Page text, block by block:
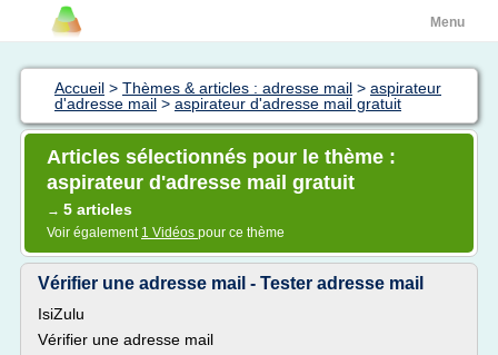
Menu
Accueil > Thèmes & articles : adresse mail > aspirateur
d'adresse mail > aspirateur d'adresse mail gratuit
Articles sélectionnés pour le thème :
aspirateur d'adresse mail gratuit
→ 5 articles
Voir également 1 Vidéos pour ce thème
Vérifier une adresse mail - Tester adresse mail
IsiZulu
Vérifier une adresse mail